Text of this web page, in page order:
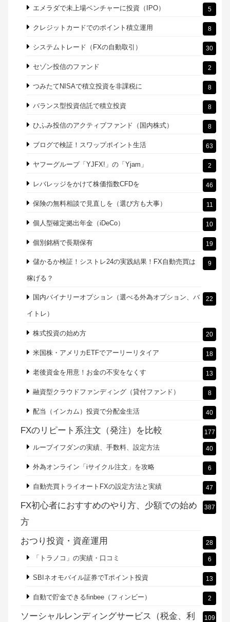
エメラダで未上場ベンチャーに投資（IPO） 5
クレジットカードでのポイント積立運用 8
システムトレード（FXの自動取引） 30
セゾン投信のファンド 2
つみたてNISAで積立投資を非課税に 8
バランス型投資信託で積立投資 8
ひふみ投信のアクティブファンド（国内株式） 8
ブログで検証！スワップポイント生活 63
ヤフーグループ「YJFX!」の「Yjam」 2
レバレッジをかけて株価指数CFDを 46
保険の無料相談で見直しを（選び方も大事） 11
個人型確定拠出年金（iDeCo） 10
個別銘柄で長期保有 19
儲かるか検証！シストレ24の実践結果！FX自動売買は
稼げる？
9
国内バイナリーオプション（選べる外為オプション、バ
イトレ）
22
株式投資の始め方 20
米国株・アメリカETFでアーリーリタイア 18
老後資金を用意！お金の不安をなくす 13
融資型クラウドファンディング（貸付ファンド） 8
配当（インカム）投資で分配金生活 40
FXのリピート系注文（発注）を比較 177
ループイフダンの実績、手数料、設定方法 40
外為オンライン「iサイクル注文」を攻略 6
自動売買トライオートFXの設定方法と実績 47
FX初心者におすすめのやり方、少額での始め
方
387
おつり投資・資産運用 28
「トラノコ」の実績・口コミ 6
SBIネオモバイル証券でTポイント投資 13
自動で貯金できるfinbee（フィンビー） 2
ソーシャルレンディングサービス（税金、利
109